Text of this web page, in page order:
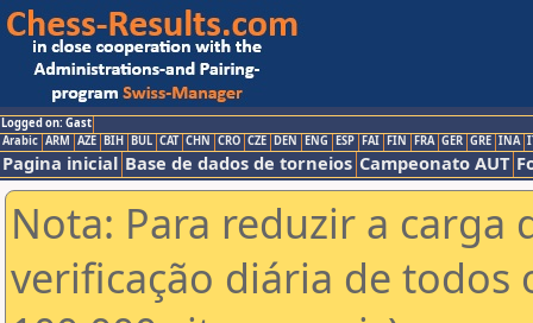
Logged on: Gast
Arabic ARM AZE BIH BUL CAT CHN CRO CZE DEN ENG ESP FAI FIN FRA GER GRE INA
Pagina inicial Base de dados de torneios Campeonato AUT
Nota: Para reduzir a carga
verificação diária de todos